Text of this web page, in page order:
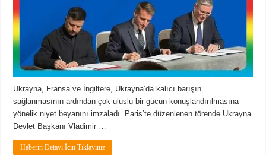
Ukrayna, Fransa ve İngiltere, Ukrayna’da kalıcı barışın
sağlanmasının ardından çok uluslu bir gücün konuşlandırılmasına
yönelik niyet beyanını imzaladı. Paris’te düzenlenen törende Ukrayna
Devlet Başkanı Vladimir …
Haberin Detayı İçin Tıklayınız